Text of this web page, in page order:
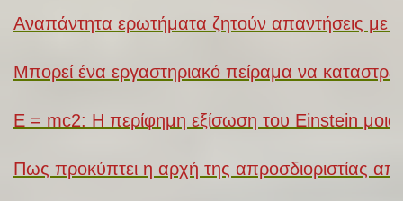
Αναπάντητα ερωτήματα ζητούν απαντήσεις με
Μπορεί ένα εργαστηριακό πείραμα να
E = mc2: Η περίφημη εξίσωση του Einstein
Πως προκύπτει η αρχή της απροσδιοριστίας